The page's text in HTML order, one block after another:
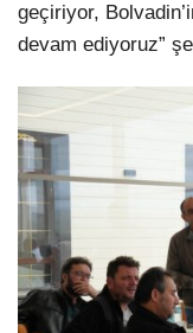
geçiriyor,
devam ediyoruz”